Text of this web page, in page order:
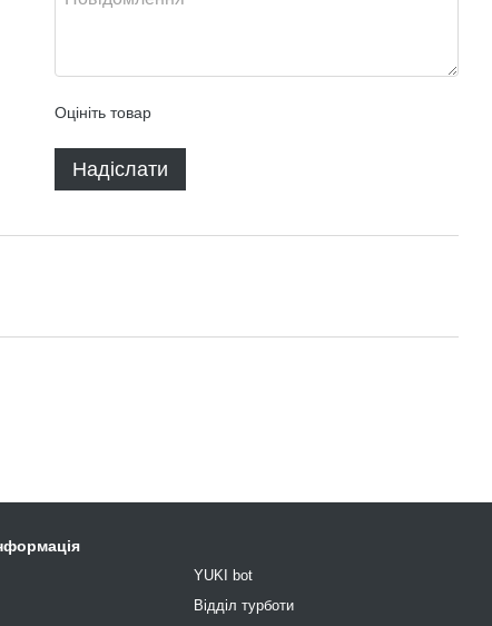
Оцініть товар
Надіслати
YUKI bot
Відділ турботи